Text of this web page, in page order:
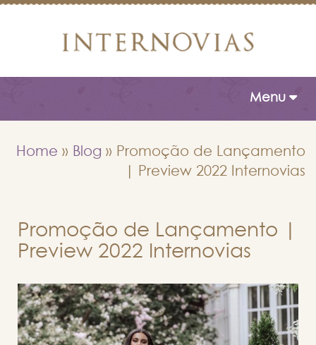
Toggle
Menu
Home » Blog » Promoção de Lançamento
| Preview 2022 Internovias
Promoção de Lançamento |
Preview 2022 Internovias